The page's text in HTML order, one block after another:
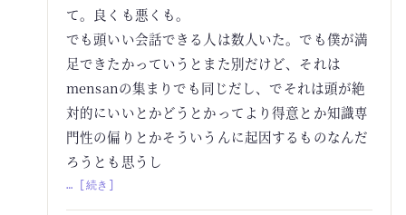
て。良くも悪くも。
でも頭いい会話できる人は数人いた。でも僕が満
足できたかっていうとまた別だけど、それは
mensanの集まりでも同じだし、でそれは頭が絶
対的にいいとかどうとかってより得意とか知識専
門性の偏りとかそういうんに起因するものなんだ
ろうとも思うし
… [続き]